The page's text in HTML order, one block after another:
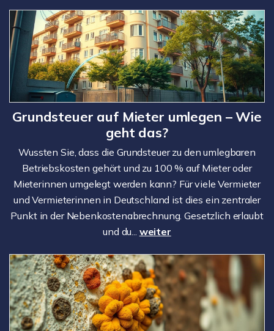
Grundsteuer auf Mieter umlegen – Wie
geht das?
Wussten Sie, dass die Grundsteuer zu den umlegbaren
Betriebskosten gehört und zu 100 % auf Mieter oder
Mieterinnen umgelegt werden kann? Für viele Vermieter
und Vermieterinnen in Deutschland ist dies ein zentraler
Punkt in der Nebenkostenabrechnung. Gesetzlich erlaubt
und du... weiter